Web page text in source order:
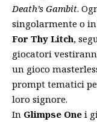
Death’s Gambit.
singolarmente o
For Thy Litch,
giocatori
un gioco
prompt tematici
loro signore.
In Glimpse One i